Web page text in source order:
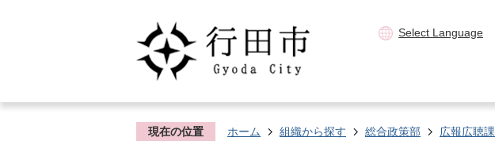
Select Language
現在の位置 ホーム 組織から探す 総合政策部 広報広聴課